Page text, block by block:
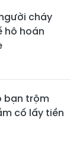
cháy
hô hoán
bạn trộm
cố lấy tiền